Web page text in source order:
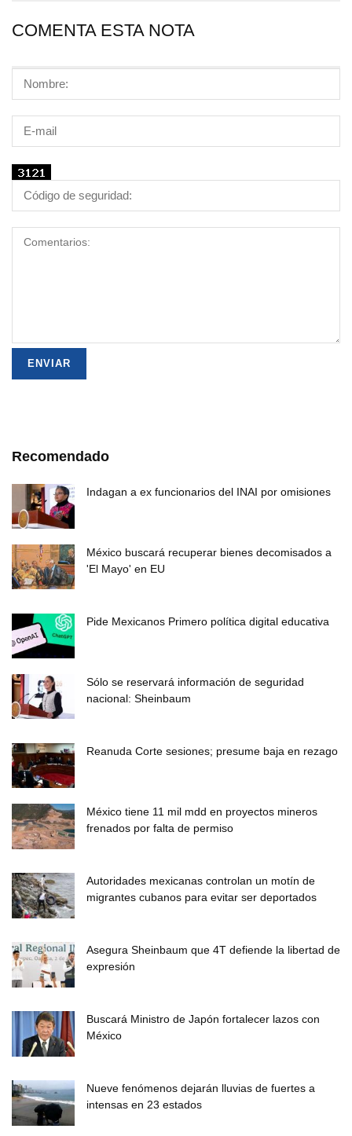
COMENTA ESTA NOTA
Recomendado
Indagan a ex funcionarios del INAI por omisiones
México buscará recuperar bienes decomisados a
'El Mayo' en EU
Pide Mexicanos Primero política digital educativa
Sólo se reservará información de seguridad
nacional: Sheinbaum
Reanuda Corte sesiones; presume baja en rezago
México tiene 11 mil mdd en proyectos mineros
frenados por falta de permiso
Autoridades mexicanas controlan un motín de
migrantes cubanos para evitar ser deportados
Asegura Sheinbaum que 4T defiende la libertad de
expresión
Buscará Ministro de Japón fortalecer lazos con
México
Nueve fenómenos dejarán lluvias de fuertes a
intensas en 23 estados